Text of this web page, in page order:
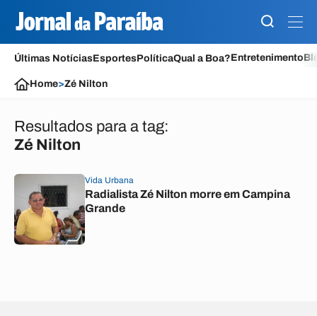
Últimas NotíciasEsportesPolíticaQual a Boa?Entretenimento
Home>Zé Nilton
Resultados para a tag:
Zé Nilton
Vida Urbana
Radialista Zé Nilton morre em Campina
Grande